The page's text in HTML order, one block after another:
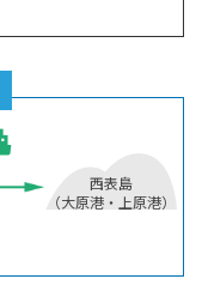
西表島
（大原港・上原港）